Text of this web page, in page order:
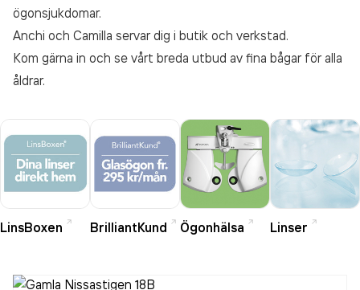
ögonsjukdomar.
Anchi och Camilla servar dig i butik och verkstad.
Kom gärna in och se vårt breda utbud av fina bågar för alla
åldrar.
LinsBoxen BrilliantKund Ögonhälsa Linser